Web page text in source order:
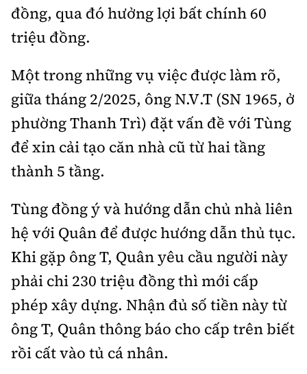
đồng, qua đó hưởng lợi bất chính 60
triệu đồng.
Một trong những vụ việc được làm rõ,
giữa tháng 2/2025, ông N.V.T (SN 1965, ở
phường Thanh Trì) đặt vấn đề với Tùng
để xin cải tạo căn nhà cũ từ hai tầng
thành 5 tầng.
Tùng đồng ý và hướng dẫn chủ nhà liên
hệ với Quân để được hướng dẫn thủ tục.
Khi gặp ông T, Quân yêu cầu người này
phải chi 230 triệu đồng thì mới cấp
phép xây dựng. Nhận đủ số tiền này từ
ông T, Quân thông báo cho cấp trên biết
rồi cất vào tủ cá nhân.